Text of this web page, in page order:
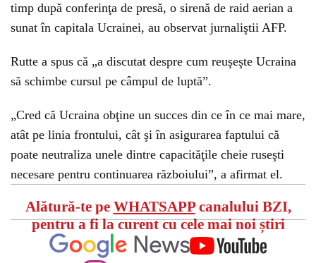
timp după conferinţa de presă, o sirenă de raid aerian a
sunat în capitala Ucrainei, au observat jurnaliştii AFP.
Rutte a spus că „a discutat despre cum reuşeşte Ucraina
să schimbe cursul pe câmpul de luptă”.
„Cred că Ucraina obţine un succes din ce în ce mai mare,
atât pe linia frontului, cât şi în asigurarea faptului că
poate neutraliza unele dintre capacităţile cheie ruseşti
necesare pentru continuarea războiului”, a afirmat el.
Alătură-te pe WHATSAPPcanalului BZI,
pentru a fi la curent cu cele mai noi știri